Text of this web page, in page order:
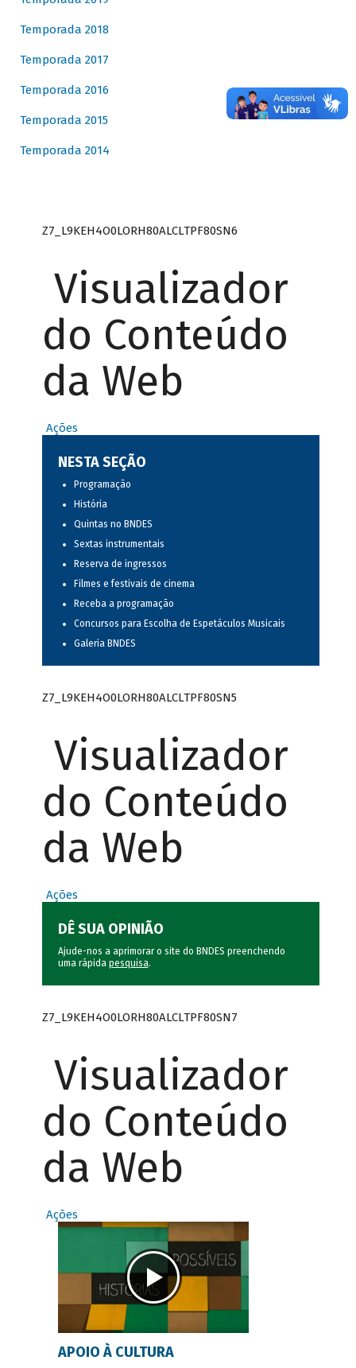
Temporada 2018
Temporada 2017
Temporada 2016
Temporada 2015
Temporada 2014
Z7_L9KEH4O0LORH80ALCLTPF80SN6
Visualizador
do Conteúdo
da Web
Ações
NESTA SEÇÃO
Programação
História
Quintas no BNDES
Sextas instrumentais
Reserva de ingressos
Filmes e festivais de cinema
Receba a programação
Concursos para Escolha de Espetáculos Musicais
Galeria BNDES
Z7_L9KEH4O0LORH80ALCLTPF80SN5
Visualizador
do Conteúdo
da Web
Ações
DÊ SUA OPINIÃO
Ajude-nos a aprimorar o site do BNDES preenchendo
uma rápida pesquisa.
Z7_L9KEH4O0LORH80ALCLTPF80SN7
Visualizador
do Conteúdo
da Web
Ações
APOIO À CULTURA